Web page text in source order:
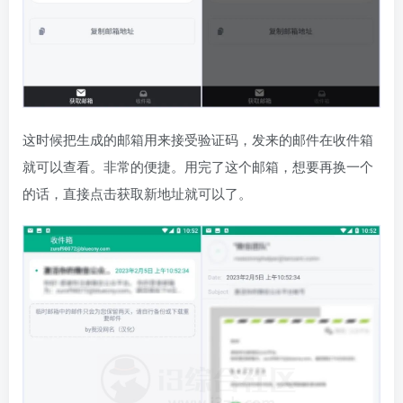
这时候把生成的邮箱用来接受验证码，发来的邮件在收件箱
就可以查看。非常的便捷。用完了这个邮箱，想要再换一个
的话，直接点击获取新地址就可以了。